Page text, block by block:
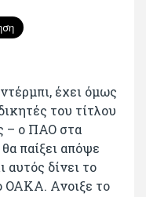
έχει όμως
του τίτλου
– ο ΠΑΟ στα
παίξει απόψε
δίνει το
ΟΑΚΑ. Ανοιξε το